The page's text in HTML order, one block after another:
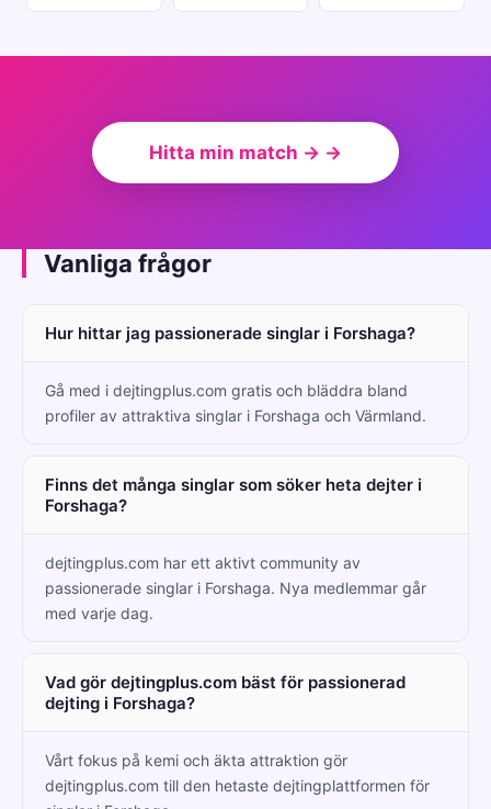
Hitta min match → →
Vanliga frågor
Hur hittar jag passionerade singlar i Forshaga?
Gå med i dejtingplus.com gratis och bläddra bland
profiler av attraktiva singlar i Forshaga och Värmland.
Finns det många singlar som söker heta dejter i
Forshaga?
dejtingplus.com har ett aktivt community av
passionerade singlar i Forshaga. Nya medlemmar går
med varje dag.
Vad gör dejtingplus.com bäst för passionerad
dejting i Forshaga?
Vårt fokus på kemi och äkta attraktion gör
dejtingplus.com till den hetaste dejtingplattformen för